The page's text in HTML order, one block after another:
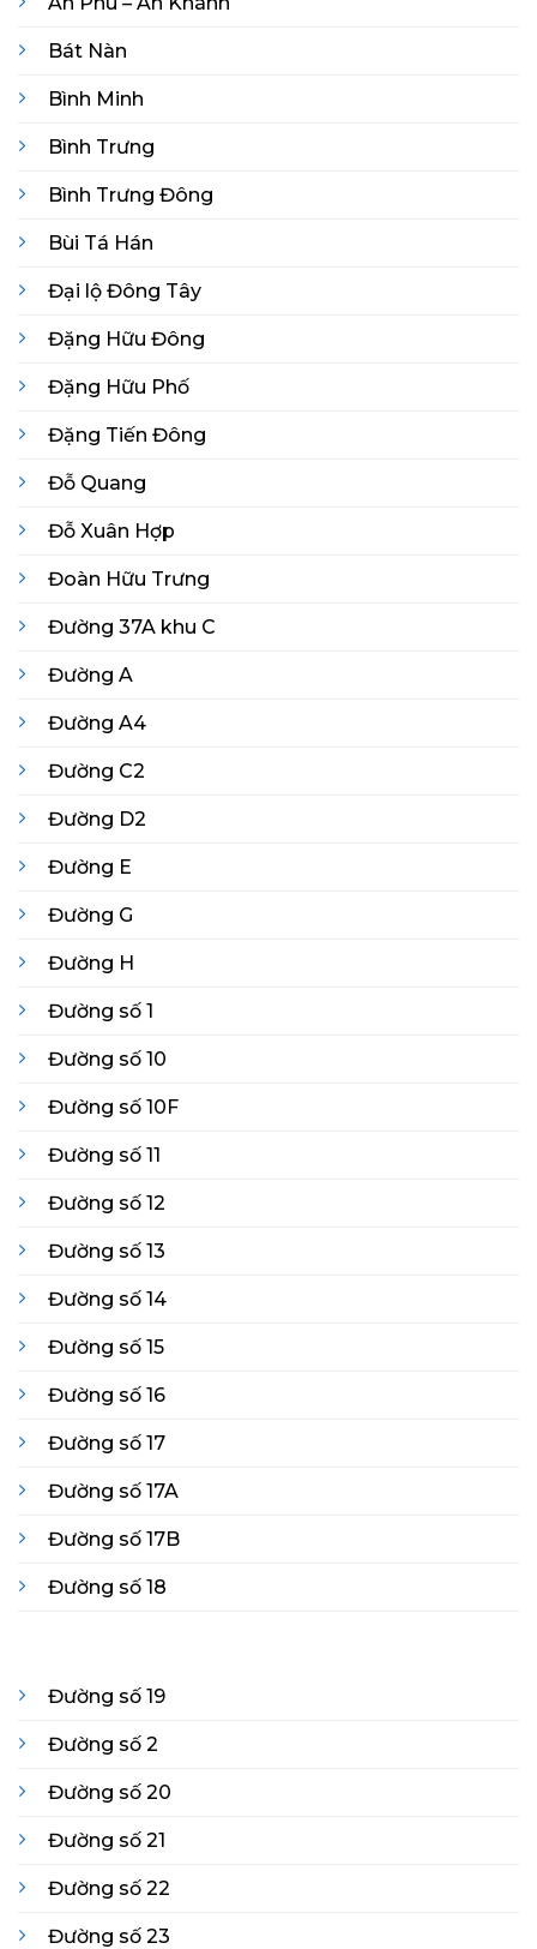
Bát Nàn
Bình Minh
Bình Trưng
Bình Trưng Đông
Bùi Tá Hán
Đại lộ Đông Tây
Đặng Hữu Đông
Đặng Hữu Phố
Đặng Tiến Đông
Đỗ Quang
Đỗ Xuân Hợp
Đoàn Hữu Trưng
Đường 37A khu C
Đường A
Đường A4
Đường C2
Đường D2
Đường E
Đường G
Đường H
Đường số 1
Đường số 10
Đường số 10F
Đường số 11
Đường số 12
Đường số 13
Đường số 14
Đường số 15
Đường số 16
Đường số 17
Đường số 17A
Đường số 17B
Đường số 18
Đường số 19
Đường số 2
Đường số 20
Đường số 21
Đường số 22
Đường số 23